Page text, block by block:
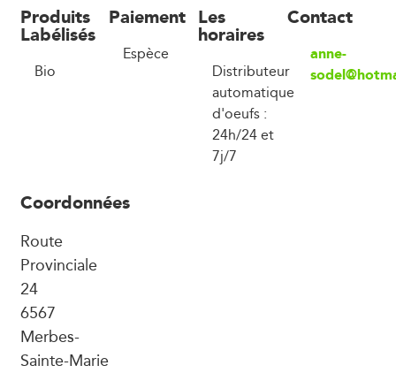
Produits
Labélisés
Bio
Paiement
Espèce
Les
horaires
Distributeur
automatique
d'oeufs :
24h/24 et
7j/7
Contact
anne-
Coordonnées
Route
Provinciale
24
6567
Merbes-
Sainte-Marie